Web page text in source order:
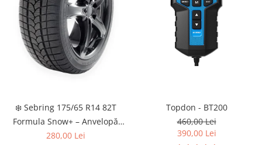
❄️ Sebring 175/65 R14 82T
Formula Snow+ – Anvelopă
Iarnă Buget
280,00 Lei
Topdon - BT200
460,00 Lei
390,00 Lei